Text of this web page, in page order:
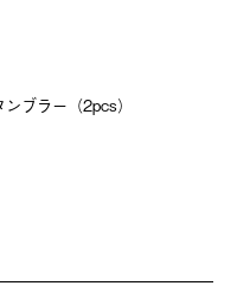
ブラー（2pcs）